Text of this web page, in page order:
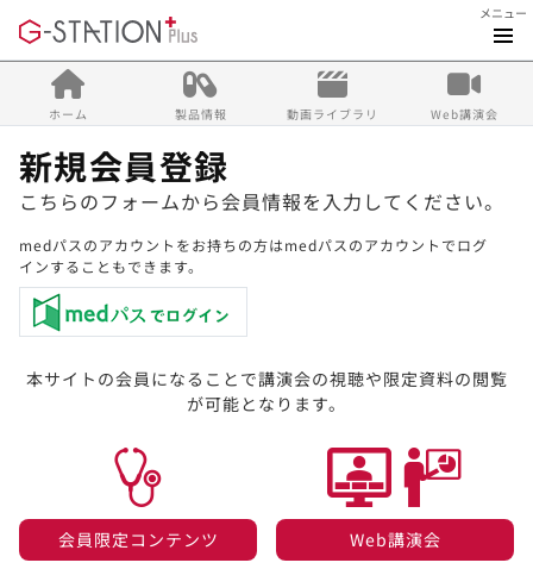
メニュー
ホーム 製品情報 動画ライブラリ Web講演会
新規会員登録
こちらのフォームから会員情報を入力してください。
medパスのアカウントをお持ちの方はmedパスのアカウントでログ
インすることもできます。
本サイトの会員になることで講演会の視聴や限定資料の閲覧
が可能となります。
会員限定コンテンツ​
Web講演会​